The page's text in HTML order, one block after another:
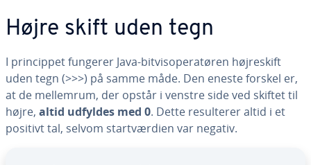
Højre skift uden tegn
I prin­cip­pet fungerer Java-bit­vis­o­pe­ra­tø­ren høj­re­skift
uden tegn (>>>) på samme måde. Den eneste forskel er,
at de mellemrum, der opstår i venstre side ved skiftet til
højre, altid udfyldes med 0. Dette re­sul­te­rer altid i et
positivt tal, selvom start­vær­di­en var negativ.